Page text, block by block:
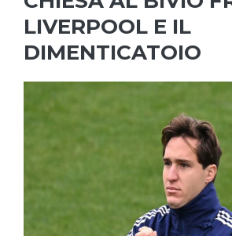
LIVERPOOL E IL
DIMENTICATOIO